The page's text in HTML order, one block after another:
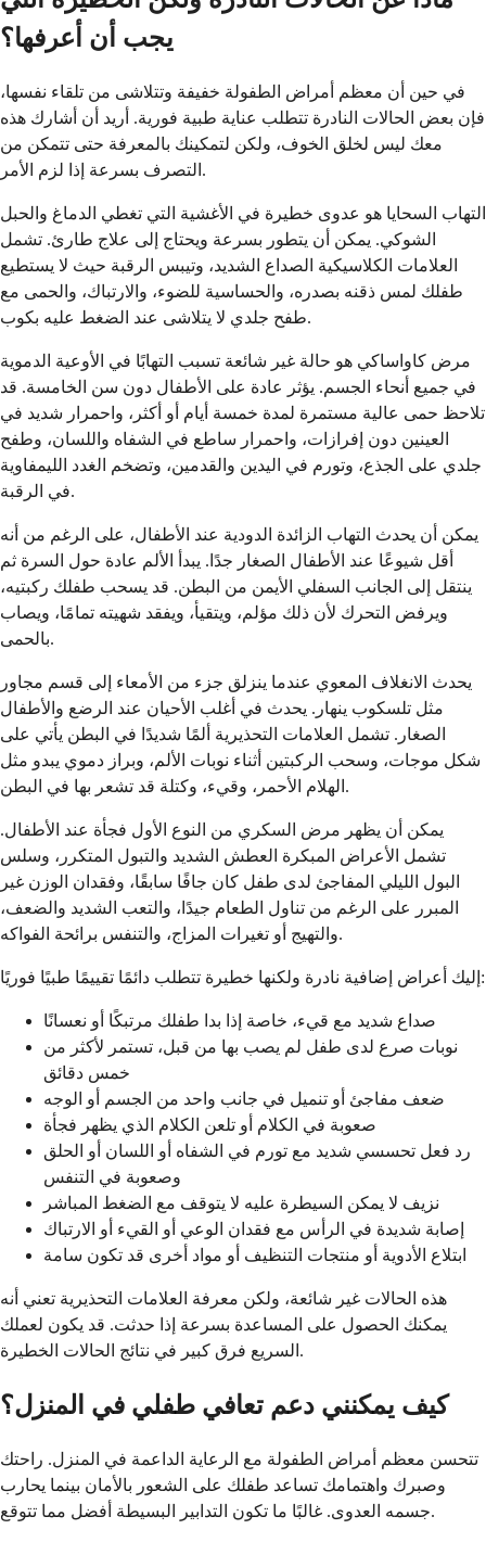
يجب أن أعرفها؟
في حين أن معظم أمراض الطفولة خفيفة وتتلاشى من تلقاء نفسها،
فإن بعض الحالات النادرة تتطلب عناية طبية فورية. أريد أن أشارك هذه
معك ليس لخلق الخوف، ولكن لتمكينك بالمعرفة حتى تتمكن من
التصرف بسرعة إذا لزم الأمر.
التهاب السحايا هو عدوى خطيرة في الأغشية التي تغطي الدماغ والحبل
الشوكي. يمكن أن يتطور بسرعة ويحتاج إلى علاج طارئ. تشمل
العلامات الكلاسيكية الصداع الشديد، وتيبس الرقبة حيث لا يستطيع
طفلك لمس ذقنه بصدره، والحساسية للضوء، والارتباك، والحمى مع
طفح جلدي لا يتلاشى عند الضغط عليه بكوب.
مرض كاواساكي هو حالة غير شائعة تسبب التهابًا في الأوعية الدموية
في جميع أنحاء الجسم. يؤثر عادة على الأطفال دون سن الخامسة. قد
تلاحظ حمى عالية مستمرة لمدة خمسة أيام أو أكثر، واحمرار شديد في
العينين دون إفرازات، واحمرار ساطع في الشفاه واللسان، وطفح
جلدي على الجذع، وتورم في اليدين والقدمين، وتضخم الغدد الليمفاوية
في الرقبة.
يمكن أن يحدث التهاب الزائدة الدودية عند الأطفال، على الرغم من أنه
أقل شيوعًا عند الأطفال الصغار جدًا. يبدأ الألم عادة حول السرة ثم
ينتقل إلى الجانب السفلي الأيمن من البطن. قد يسحب طفلك ركبتيه،
ويرفض التحرك لأن ذلك مؤلم، ويتقيأ، ويفقد شهيته تمامًا، ويصاب
بالحمى.
يحدث الانغلاف المعوي عندما ينزلق جزء من الأمعاء إلى قسم مجاور
مثل تلسكوب ينهار. يحدث في أغلب الأحيان عند الرضع والأطفال
الصغار. تشمل العلامات التحذيرية ألمًا شديدًا في البطن يأتي على
شكل موجات، وسحب الركبتين أثناء نوبات الألم، وبراز دموي يبدو مثل
الهلام الأحمر، وقيء، وكتلة قد تشعر بها في البطن.
يمكن أن يظهر مرض السكري من النوع الأول فجأة عند الأطفال.
تشمل الأعراض المبكرة العطش الشديد والتبول المتكرر، وسلس
البول الليلي المفاجئ لدى طفل كان جافًا سابقًا، وفقدان الوزن غير
المبرر على الرغم من تناول الطعام جيدًا، والتعب الشديد والضعف،
والتهيج أو تغيرات المزاج، والتنفس برائحة الفواكه.
إليك أعراض إضافية نادرة ولكنها خطيرة تتطلب دائمًا تقييمًا طبيًا فوريًا:
صداع شديد مع قيء، خاصة إذا بدا طفلك مرتبكًا أو نعسانًا
نوبات صرع لدى طفل لم يصب بها من قبل، تستمر لأكثر من
خمس دقائق
ضعف مفاجئ أو تنميل في جانب واحد من الجسم أو الوجه
صعوبة في الكلام أو تلعن الكلام الذي يظهر فجأة
رد فعل تحسسي شديد مع تورم في الشفاه أو اللسان أو الحلق
وصعوبة في التنفس
نزيف لا يمكن السيطرة عليه لا يتوقف مع الضغط المباشر
إصابة شديدة في الرأس مع فقدان الوعي أو القيء أو الارتباك
ابتلاع الأدوية أو منتجات التنظيف أو مواد أخرى قد تكون سامة
هذه الحالات غير شائعة، ولكن معرفة العلامات التحذيرية تعني أنه
يمكنك الحصول على المساعدة بسرعة إذا حدثت. قد يكون لعملك
السريع فرق كبير في نتائج الحالات الخطيرة.
كيف يمكنني دعم تعافي طفلي في المنزل؟
تتحسن معظم أمراض الطفولة مع الرعاية الداعمة في المنزل. راحتك
وصبرك واهتمامك تساعد طفلك على الشعور بالأمان بينما يحارب
جسمه العدوى. غالبًا ما تكون التدابير البسيطة أفضل مما تتوقع.